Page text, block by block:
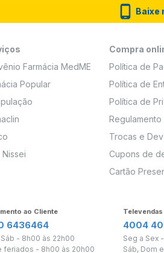
Baixe
Farmácia MedME
Popular
Nissei
Compra
Política de
Política de
Política de
Regulamento
Trocas e
Cupons de
Cartão
ao Cliente
6436464
- 8h00 às 22h00
feriados - 8h00 às 20h00
Televendas
4004
Seg a Sex
Sáb, Dom